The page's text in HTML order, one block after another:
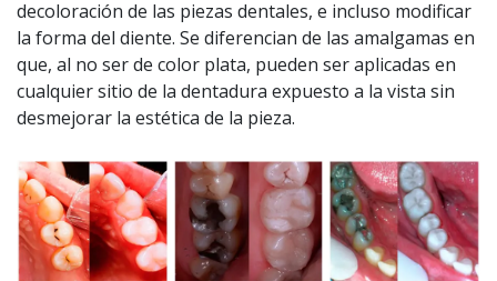
decoloración de las piezas dentales, e incluso modificar
la forma del diente. Se diferencian de las amalgamas en
que, al no ser de color plata, pueden ser aplicadas en
cualquier sitio de la dentadura expuesto a la vista sin
desmejorar la estética de la pieza.